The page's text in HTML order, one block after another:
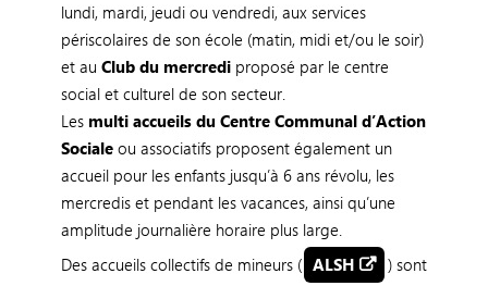
lundi, mardi, jeudi ou vendredi, aux services
périscolaires de son école (matin, midi et/ou le soir)
et au Club du mercrediproposé par le centre
social et culturel de son secteur.
Les multi accueils du Centre Communal d’Action
Socialeou associatifs proposent également un
accueil pour les enfants jusqu’à 6 ans révolu, les
mercredis et pendant les vacances, ainsi qu’une
amplitude journalière horaire plus large.
Des accueils collectifs de mineurs ( ALSH
) sont